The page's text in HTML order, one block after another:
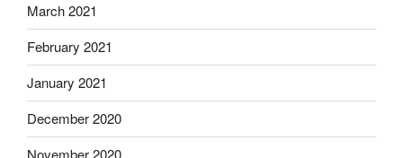
March 2021
February 2021
January 2021
December 2020
November 2020